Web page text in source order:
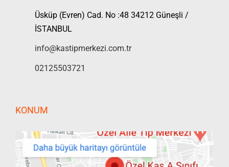
Üsküp (Evren) Cad. No :48 34212 Güneşli /
İSTANBUL
info@kastipmerkezi.com.tr
02125503721
KONUM